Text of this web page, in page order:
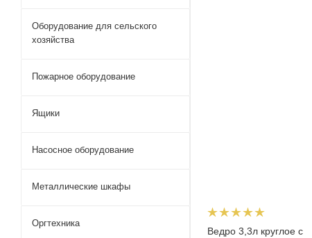
Ведро 3,3л круглое с
Оборудование для сельского
хозяйства
Пожарное оборудование
Ящики
Насосное оборудование
Металлические шкафы
Оргтехника